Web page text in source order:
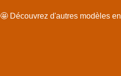
🤩 Découvrez d'autres modèles en